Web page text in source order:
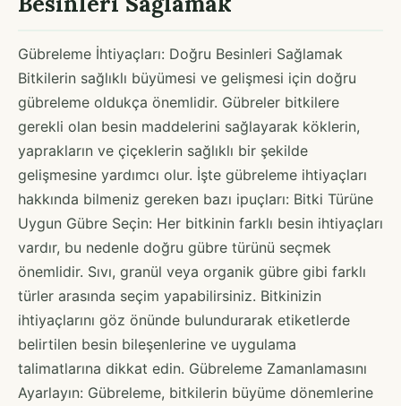
Gübreleme İhtiyaçları: Doğru Besinleri Sağlamak
Bitkilerin sağlıklı büyümesi ve gelişmesi için doğru
gübreleme oldukça önemlidir. Gübreler bitkilere
gerekli olan besin maddelerini sağlayarak köklerin,
yaprakların ve çiçeklerin sağlıklı bir şekilde
gelişmesine yardımcı olur. İşte gübreleme ihtiyaçları
hakkında bilmeniz gereken bazı ipuçları: Bitki Türüne
Uygun Gübre Seçin: Her bitkinin farklı besin ihtiyaçları
vardır, bu nedenle doğru gübre türünü seçmek
önemlidir. Sıvı, granül veya organik gübre gibi farklı
türler arasında seçim yapabilirsiniz. Bitkinizin
ihtiyaçlarını göz önünde bulundurarak etiketlerde
belirtilen besin bileşenlerine ve uygulama
talimatlarına dikkat edin. Gübreleme Zamanlamasını
Ayarlayın: Gübreleme, bitkilerin büyüme dönemlerine